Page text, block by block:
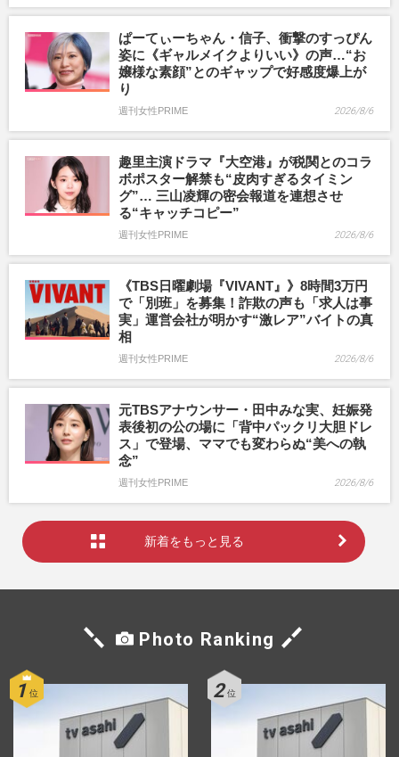
ぱーてぃーちゃん・信子、衝撃のすっぴん
姿に《ギャルメイクよりいい》の声…“お
嬢様な素顔”とのギャップで好感度爆上が
り
週刊女性PRIME 2026/8/6
趣里主演ドラマ『大空港』が税関とのコラ
ボポスター解禁も“皮肉すぎるタイミン
グ”… 三山凌輝の密会報道を連想させ
る“キャッチコピー”
週刊女性PRIME 2026/8/6
《TBS日曜劇場『VIVANT』》8時間3万円
で「別班」を募集！詐欺の声も「求人は事
実」運営会社が明かす“激レア”バイトの真
相
週刊女性PRIME 2026/8/6
元TBSアナウンサー・田中みな実、妊娠発
表後初の公の場に「背中パックリ大胆ドレ
ス」で登場、ママでも変わらぬ“美への執
念”
週刊女性PRIME 2026/8/6
新着をもっと見る
Photo Ranking